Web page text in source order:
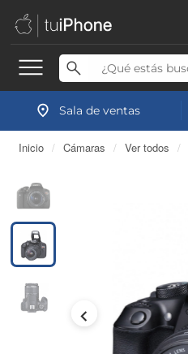
Sala de ventas
Inicio / Cámaras / Ver todos /